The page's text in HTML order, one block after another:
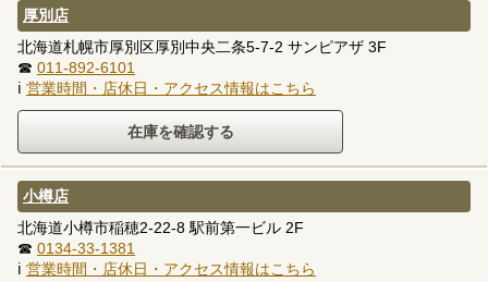
厚別店
北海道札幌市厚別区厚別中央二条5-7-2 サンピアザ 3F
☎ 011-892-6101
ℹ 営業時間・店休日・アクセス情報はこちら
小樽店
北海道小樽市稲穂2-22-8 駅前第一ビル 2F
☎ 0134-33-1381
ℹ 営業時間・店休日・アクセス情報はこちら